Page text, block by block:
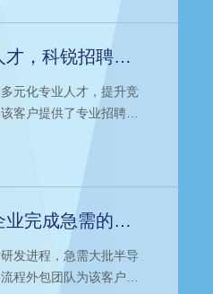
，科锐招聘流
元化专业人才，提升竞
客户提供了专业招聘解
完成急需的半
发进程，急需大批半导
程外包团队为该客户提